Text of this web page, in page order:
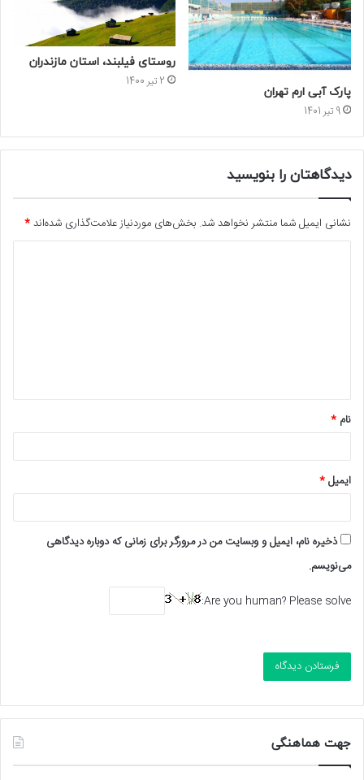
پارک آبی ارم تهران
9 تیر 1401
روستای فیلبند، استان مازندران
2 تیر 1400
دیدگاهتان را بنویسید
نشانی ایمیل شما منتشر نخواهد شد. بخش‌های موردنیاز علامت‌گذاری شده‌اند*
*
نام *
ایمیل*
ذخیره نام، ایمیل و وبسایت من در مرورگر برای زمانی که دوباره دیدگاهی
می‌نویسم.
Are you human? Please solve:
جهت هماهنگی